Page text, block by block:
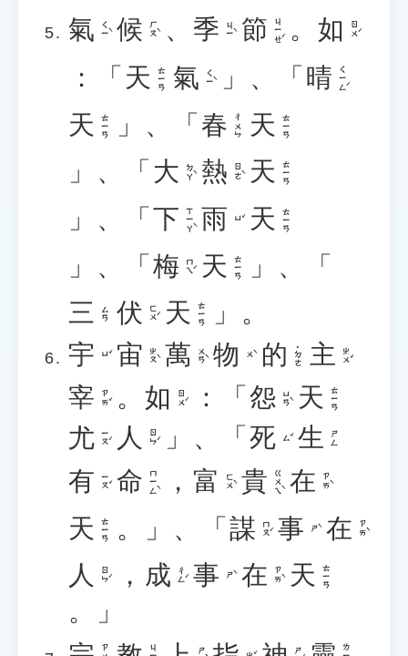
氣 ㄑㄧˋ 候 ㄏㄡˋ 、 季 ㄐㄧˋ 節 ㄐㄧㄝˊ 。 如 ㄖㄨˊ
：「 天 ㄊㄧㄢ 氣 ㄑㄧˋ 」、「 晴 ㄑㄧㄥˊ
天 ㄊㄧㄢ 」、「 春 ㄔㄨㄣ 天 ㄊㄧㄢ
」、「 大 ㄉㄚˋ 熱 ㄖㄜˋ 天 ㄊㄧㄢ
」、「 下 ㄒㄧㄚˋ 雨 ㄩˇ 天 ㄊㄧㄢ
」、「 梅 ㄇㄟˊ 天 ㄊㄧㄢ
」、「
三 ㄙㄢ 伏 ㄈㄨˊ 天 ㄊㄧㄢ
」。
宇
ㄩˇ 宙 ㄓㄡˋ 萬 ㄨㄢˋ 物 ㄨˋ 的 ˙ㄉㄜ 主 ㄓㄨˇ
宰 ㄗㄞˇ 。 如 ㄖㄨˊ ：「 怨 ㄩㄢˋ 天 ㄊㄧㄢ
尤 ㄧㄡˊ 人 ㄖㄣˊ 」、「 死 ㄙˇ 生 ㄕㄥ
有 ㄧㄡˇ 命 ㄇㄧㄥˋ ， 富 ㄈㄨˋ 貴 ㄍㄨㄟˋ 在 ㄗㄞˋ
天 ㄊㄧㄢ 。」、「 謀 ㄇㄡˊ 事 ㄕˋ 在 ㄗㄞˋ
人 ㄖㄣˊ ， 成 ㄔㄥˊ 事 ㄕˋ 在 ㄗㄞˋ 天 ㄊㄧㄢ
。」